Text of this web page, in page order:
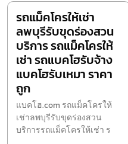
รถแม็คโครให้เช่า
ลพบุรีรับขุดร่องสวน
บริการ รถแม็คโครให้
เช่า รถแบคโฮรับจ้าง
แบคโฮรับเหมา ราคา
ถูก
แบคโฮ.com รถแม็คโครให้
เช่าลพบุรีรับขุดร่องสวน
บริการรถแม็คโครให้เช่า ร